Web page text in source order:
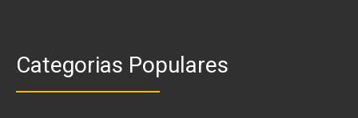
Categorias Populares